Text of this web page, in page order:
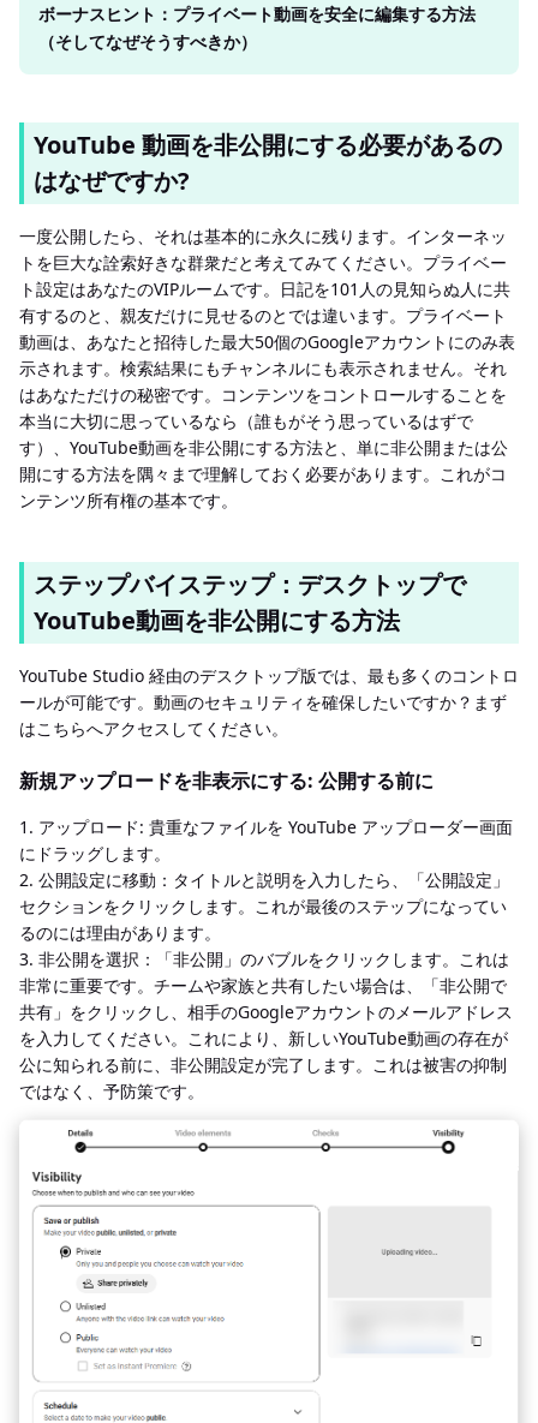
ボーナスヒント：プライベート動画を安全に編集する方法
（そしてなぜそうすべきか）
YouTube 動画を非公開にする必要があるの
はなぜですか?
一度公開したら、それは基本的に永久に残ります。インターネッ
トを巨大な詮索好きな群衆だと考えてみてください。プライベー
ト設定はあなたのVIPルームです。日記を101人の見知らぬ人に共
有するのと、親友だけに見せるのとでは違います。プライベート
動画は、あなたと招待した最大50個のGoogleアカウントにのみ表
示されます。検索結果にもチャンネルにも表示されません。それ
はあなただけの秘密です。コンテンツをコントロールすることを
本当に大切に思っているなら（誰もがそう思っているはずで
す）、YouTube動画を非公開にする方法と、単に非公開または公
開にする方法を隅々まで理解しておく必要があります。これがコ
ンテンツ所有権の基本です。
ステップバイステップ：デスクトップで
YouTube動画を非公開にする方法
YouTube Studio 経由のデスクトップ版では、最も多くのコントロ
ールが可能です。動画のセキュリティを確保したいですか？まず
はこちらへアクセスしてください。
新規アップロードを非表示にする: 公開する前に
1. アップロード: 貴重なファイルを YouTube アップローダー画面
にドラッグします。
2. 公開設定に移動：タイトルと説明を入力したら、「公開設定」
セクションをクリックします。これが最後のステップになってい
るのには理由があります。
3. 非公開を選択：「非公開」のバブルをクリックします。これは
非常に重要です。チームや家族と共有したい場合は、「非公開で
共有」をクリックし、相手のGoogleアカウントのメールアドレス
を入力してください。これにより、新しいYouTube動画の存在が
公に知られる前に、非公開設定が完了します。これは被害の抑制
ではなく、予防策です。